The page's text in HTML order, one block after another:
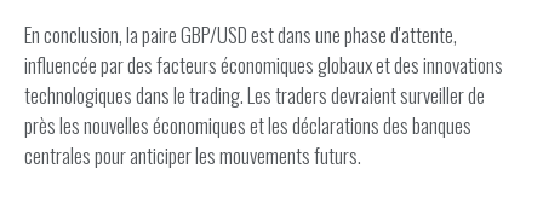
En conclusion, la paire GBP/USD est dans une phase d'attente,
influencée par des facteurs économiques globaux et des innovations
technologiques dans le trading. Les traders devraient surveiller de
près les nouvelles économiques et les déclarations des banques
centrales pour anticiper les mouvements futurs.